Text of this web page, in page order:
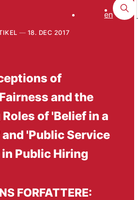
en
18. DEC 2017
of
and the
of 'Belief in a
'Public Service
Public Hiring
FORFATTERE: